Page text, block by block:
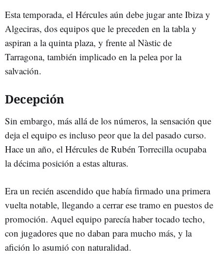
Esta temporada, el Hércules aún debe jugar ante Ibiza y
Algeciras, dos equipos que le preceden en la tabla y
aspiran a la quinta plaza, y frente al Nàstic de
Tarragona, también implicado en la pelea por la
salvación.
Decepción
Sin embargo, más allá de los números, la sensación que
deja el equipo es incluso peor que la del pasado curso.
Hace un año, el Hércules de Rubén Torrecilla ocupaba
la décima posición a estas alturas.
Era un recién ascendido que había firmado una primera
vuelta notable, llegando a cerrar ese tramo en puestos de
promoción. Aquel equipo parecía haber tocado techo,
con jugadores que no daban para mucho más, y la
afición lo asumió con naturalidad.